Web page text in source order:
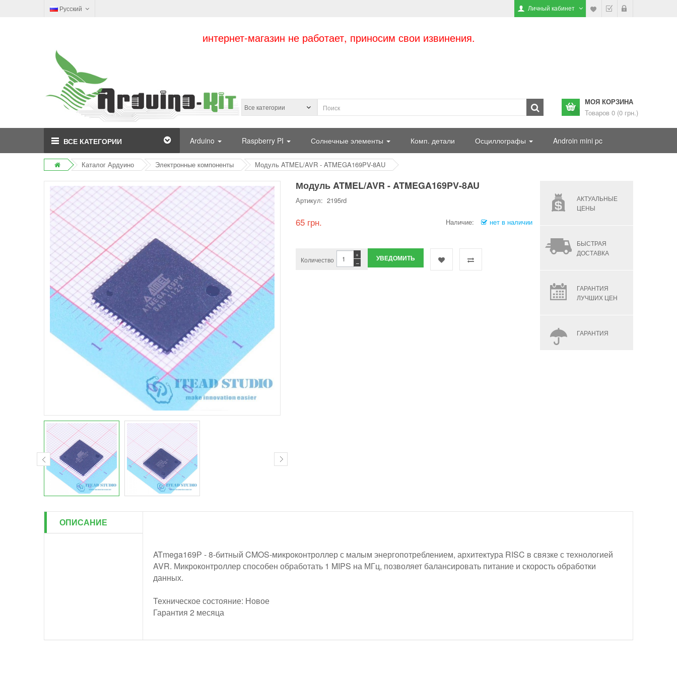
Русский Личный кабинет
интернет-магазин не работает, приносим свои извинения.
МОЯ КОРЗИНА
Товаров 0 (0 грн.)
ВСЕ КАТЕГОРИИ Arduino Raspberry PI Солнечные элементы Комп. детали Осциллографы Androin mini pc
Каталог Ардуино Электронные компоненты Модуль ATMEL/AVR - ATMEGA169PV-8AU
Модуль ATMEL/AVR - ATMEGA169PV-8AU
Артикул: 2195rd
65 грн. Наличие: нет в наличии
Количество −
+ УВЕДОМИТЬ
АКТУАЛЬНЫЕ
ЦЕНЫ
БЫСТРАЯ
ДОСТАВКА
ГАРАНТИЯ
ЛУЧШИХ ЦЕН
ГАРАНТИЯ
ОПИСАНИЕ
ATmega169Р - 8-битный CMOS-микроконтроллер с малым энергопотреблением, архитектура RISC в связке с технологией
AVR. Микроконтроллер способен обработать 1 MIPS на МГц, позволяет балансировать питание и скорость обработки
данных.
Техническое состояние: Новое
Гарантия 2 месяца